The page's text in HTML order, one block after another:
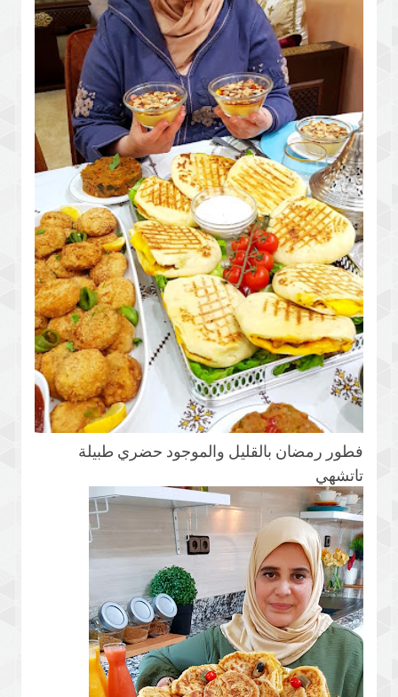
فطور رمضان بالقليل والموجود حضري طبيلة
تاتشهي